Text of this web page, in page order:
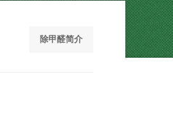
除甲醛简介